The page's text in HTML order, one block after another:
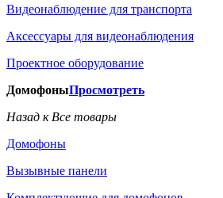
Видеонаблюдение для транспорта
Аксессуары для видеонаблюдения
Проектное оборудование
ДомофоныПросмотреть
Назад к Все товары
Домофоны
Вызывные панели